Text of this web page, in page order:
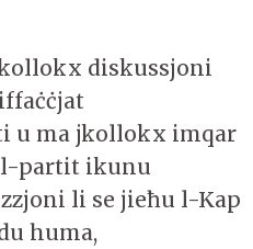
diskussjoni
u ma jkollokx imqar
partit ikunu
li se jieħu l-Kap
huma,